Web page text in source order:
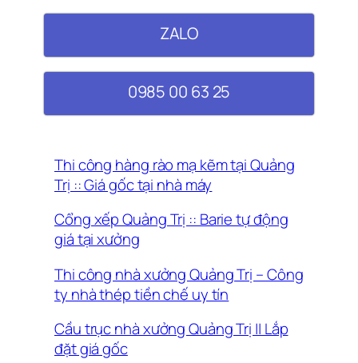
ZALO
0985 00 63 25
Thi công hàng rào mạ kẽm tại Quảng
Trị :: Giá gốc tại nhà máy
Cổng xếp Quảng Trị :: Barie tự động
giá tại xưởng
Thi công nhà xưởng Quảng Trị – Công
ty nhà thép tiền chế uy tín
Cầu trục nhà xưởng Quảng Trị || Lắp
đặt giá gốc